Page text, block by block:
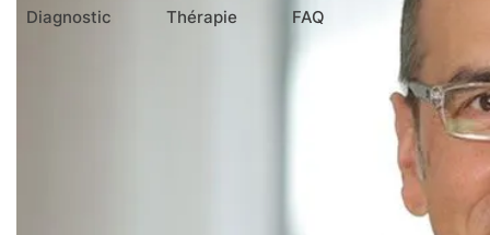
Diagnostic Thérapie FAQ